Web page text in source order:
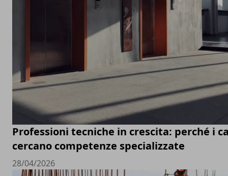
Professioni tecniche in crescita: perché i
cercano competenze specializzate
28/04/2026